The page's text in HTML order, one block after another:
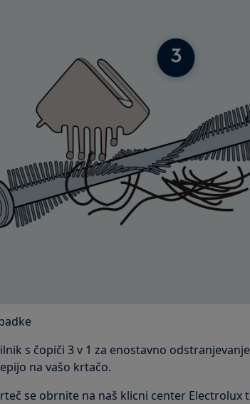
s čopiči 3 v 1 za enostavno
na vašo krtačo.
se obrnite na naš klicni center Electrolux